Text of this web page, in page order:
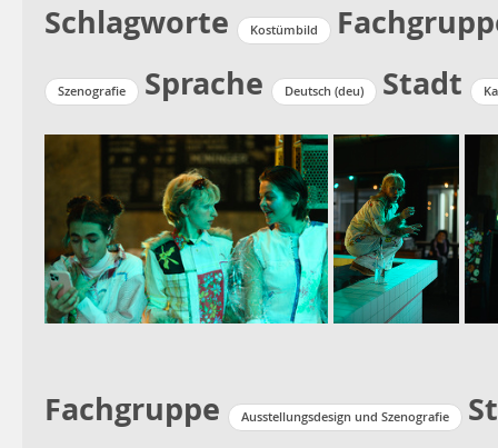
Schlagworte Kostümbild
Szenografie Sprache Deutsch (deu) Stadt
Fachgruppe Ausstellungsdesign und Szenografie